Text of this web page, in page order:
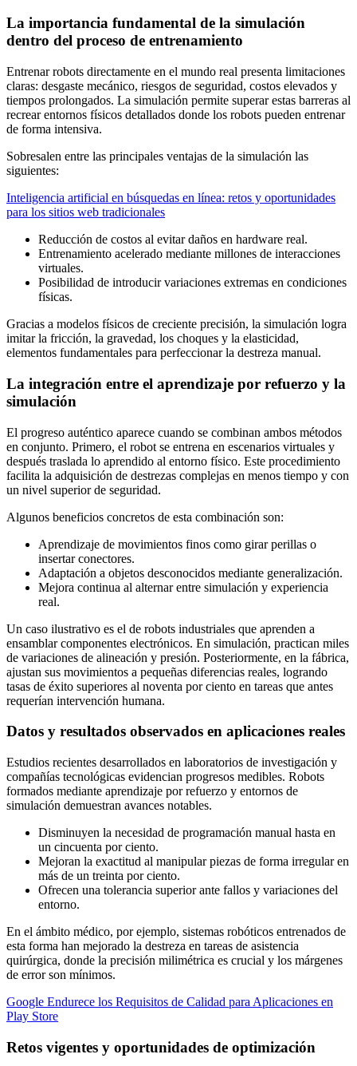
La importancia fundamental de la simulación
dentro del proceso de entrenamiento
Entrenar robots directamente en el mundo real presenta limitaciones
claras: desgaste mecánico, riesgos de seguridad, costos elevados y
tiempos prolongados. La simulación permite superar estas barreras al
recrear entornos físicos detallados donde los robots pueden entrenar
de forma intensiva.
Sobresalen entre las principales ventajas de la simulación las
siguientes:
Inteligencia artificial en búsquedas en línea: retos y oportunidades
para los sitios web tradicionales
Reducción de costos al evitar daños en hardware real.
Entrenamiento acelerado mediante millones de interacciones
virtuales.
Posibilidad de introducir variaciones extremas en condiciones
físicas.
Gracias a modelos físicos de creciente precisión, la simulación logra
imitar la fricción, la gravedad, los choques y la elasticidad,
elementos fundamentales para perfeccionar la destreza manual.
La integración entre el aprendizaje por refuerzo y la
simulación
El progreso auténtico aparece cuando se combinan ambos métodos
en conjunto. Primero, el robot se entrena en escenarios virtuales y
después traslada lo aprendido al entorno físico. Este procedimiento
facilita la adquisición de destrezas complejas en menos tiempo y con
un nivel superior de seguridad.
Algunos beneficios concretos de esta combinación son:
Aprendizaje de movimientos finos como girar perillas o
insertar conectores.
Adaptación a objetos desconocidos mediante generalización.
Mejora continua al alternar entre simulación y experiencia
real.
Un caso ilustrativo es el de robots industriales que aprenden a
ensamblar componentes electrónicos. En simulación, practican miles
de variaciones de alineación y presión. Posteriormente, en la fábrica,
ajustan sus movimientos a pequeñas diferencias reales, logrando
tasas de éxito superiores al noventa por ciento en tareas que antes
requerían intervención humana.
Datos y resultados observados en aplicaciones reales
Estudios recientes desarrollados en laboratorios de investigación y
compañías tecnológicas evidencian progresos medibles. Robots
formados mediante aprendizaje por refuerzo y entornos de
simulación demuestran avances notables.
Disminuyen la necesidad de programación manual hasta en
un cincuenta por ciento.
Mejoran la exactitud al manipular piezas de forma irregular en
más de un treinta por ciento.
Ofrecen una tolerancia superior ante fallos y variaciones del
entorno.
En el ámbito médico, por ejemplo, sistemas robóticos entrenados de
esta forma han mejorado la destreza en tareas de asistencia
quirúrgica, donde la precisión milimétrica es crucial y los márgenes
de error son mínimos.
Google Endurece los Requisitos de Calidad para Aplicaciones en
Play Store
Retos vigentes y oportunidades de optimización